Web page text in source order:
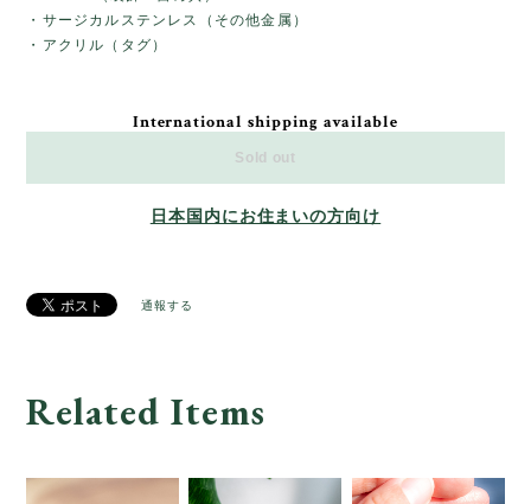
・サージカルステンレス（その他金属）
・アクリル（タグ）
International shipping available
Sold out
日本国内にお住まいの方向け
通報する
Related Items